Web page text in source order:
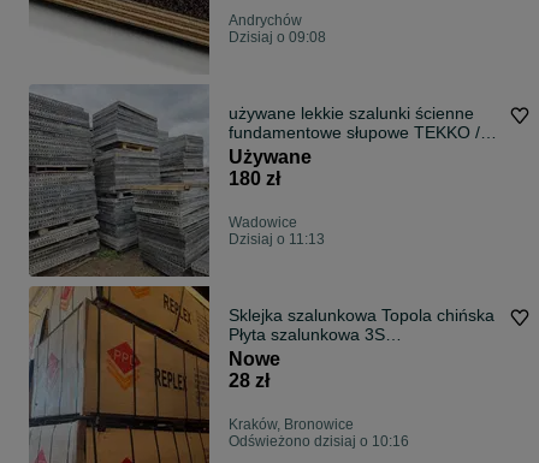
Andrychów
Dzisiaj o 09:08
używane lekkie szalunki ścienne
fundamentowe słupowe TEKKO /
MINIBOX peri doka ulma ściągi
ankry łączniki podpory skośne
pionujące szalunek wieńca
Używane
180 zł
Wadowice
Dzisiaj o 11:13
Sklejka szalunkowa Topola chińska
Płyta szalunkowa 3S
Trójwarstwowa
Nowe
28 zł
Kraków, Bronowice
Odświeżono dzisiaj o 10:16